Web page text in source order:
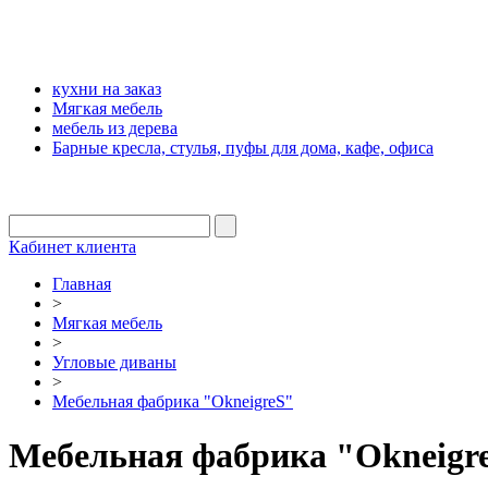
кухни на заказ
Мягкая мебель
мебель из дерева
Барные кресла, стулья, пуфы для дома, кафе, офиса
Кабинет клиента
Главная
>
Мягкая мебель
>
Угловые диваны
>
Мебельная фабрика "OkneigreS"
Мебельная фабрика